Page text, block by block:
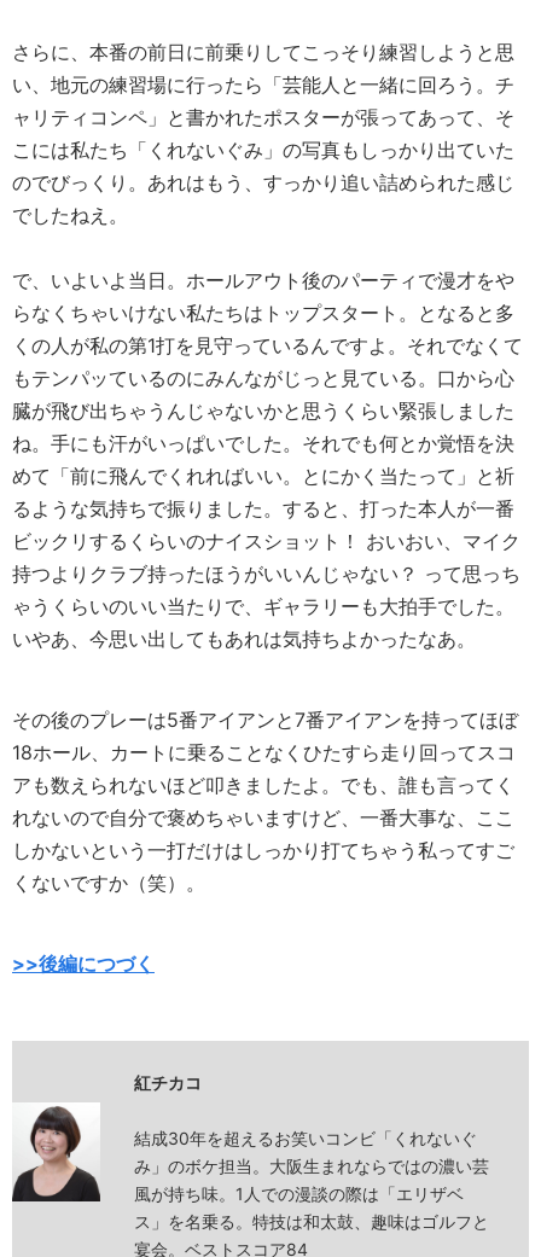
さらに、本番の前日に前乗りしてこっそり練習しようと思
い、地元の練習場に行ったら「芸能人と一緒に回ろう。チ
ャリティコンペ」と書かれたポスターが張ってあって、そ
こには私たち「くれないぐみ」の写真もしっかり出ていた
のでびっくり。あれはもう、すっかり追い詰められた感じ
でしたねえ。
で、いよいよ当日。ホールアウト後のパーティで漫才をや
らなくちゃいけない私たちはトップスタート。となると多
くの人が私の第1打を見守っているんですよ。それでなくて
もテンパッているのにみんながじっと見ている。口から心
臓が飛び出ちゃうんじゃないかと思うくらい緊張しました
ね。手にも汗がいっぱいでした。それでも何とか覚悟を決
めて「前に飛んでくれればいい。とにかく当たって」と祈
るような気持ちで振りました。すると、打った本人が一番
ビックリするくらいのナイスショット！ おいおい、マイク
持つよりクラブ持ったほうがいいんじゃない？ って思っち
ゃうくらいのいい当たりで、ギャラリーも大拍手でした。
いやあ、今思い出してもあれは気持ちよかったなあ。
その後のプレーは5番アイアンと7番アイアンを持ってほぼ
18ホール、カートに乗ることなくひたすら走り回ってスコ
アも数えられないほど叩きましたよ。でも、誰も言ってく
れないので自分で褒めちゃいますけど、一番大事な、ここ
しかないという一打だけはしっかり打てちゃう私ってすご
くないですか（笑）。
>>後編につづく
紅チカコ
結成30年を超えるお笑いコンビ「くれないぐ
み」のボケ担当。大阪生まれならではの濃い芸
風が持ち味。1人での漫談の際は「エリザベ
ス」を名乗る。特技は和太鼓、趣味はゴルフと
宴会。ベストスコア84